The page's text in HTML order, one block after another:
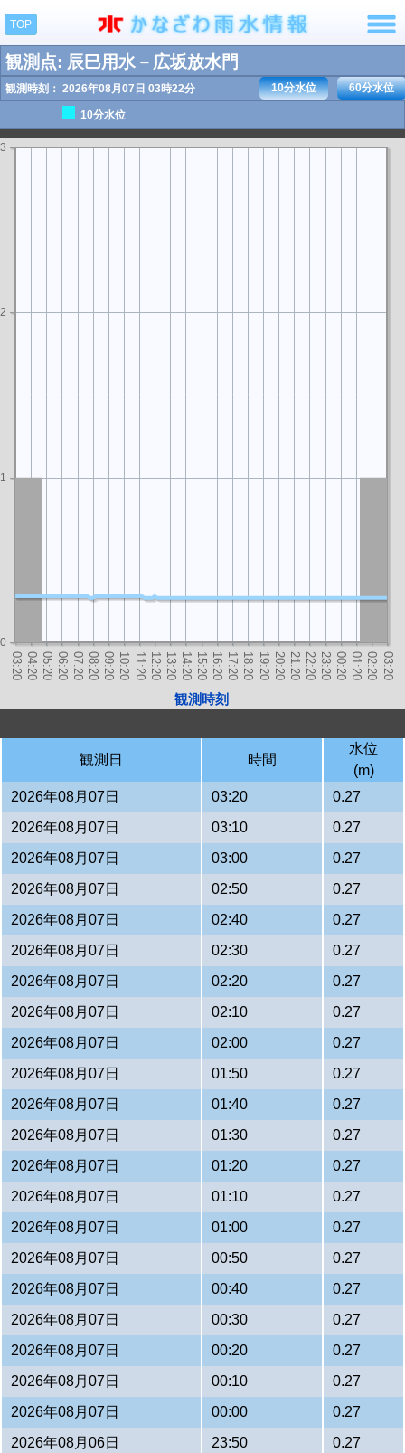
TOP
観測点: 辰巳用水－広坂放水門
観測時刻： 2026年08月07日 03時22分 60分水位
10分水位
10分水位
観測時刻
0
1
2
3
観測日 時間
水位
(m)
2026年08月07日
03:20
0.27
2026年08月07日
03:10
0.27
2026年08月07日
03:00
0.27
2026年08月07日
02:50
0.27
2026年08月07日
02:40
0.27
2026年08月07日
02:30
0.27
2026年08月07日
02:20
0.27
2026年08月07日
02:10
0.27
2026年08月07日
02:00
0.27
2026年08月07日
01:50
0.27
2026年08月07日
01:40
0.27
2026年08月07日
01:30
0.27
2026年08月07日
01:20
0.27
2026年08月07日
01:10
0.27
2026年08月07日
01:00
0.27
2026年08月07日
00:50
0.27
2026年08月07日
00:40
0.27
2026年08月07日
00:30
0.27
2026年08月07日
00:20
0.27
2026年08月07日
00:10
0.27
2026年08月07日
00:00
0.27
2026年08月06日
23:50
0.27